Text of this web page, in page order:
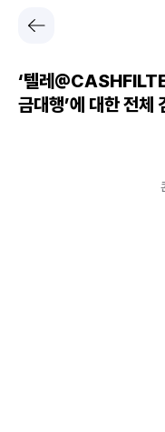
‘텔레
금대행’에 대한 전체